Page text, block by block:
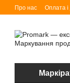
Перейти до
Про нас Оплата і